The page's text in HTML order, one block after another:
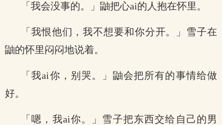
「我会没事的。」鼬把心ai的人抱在怀里。
「我恨他们，我不想要和你分开。」雪子在
鼬的怀里闷闷地说着。
「我ai你，别哭。」鼬会把所有的事情给做
好。
「嗯，我ai你。」雪子把东西交给自己的男